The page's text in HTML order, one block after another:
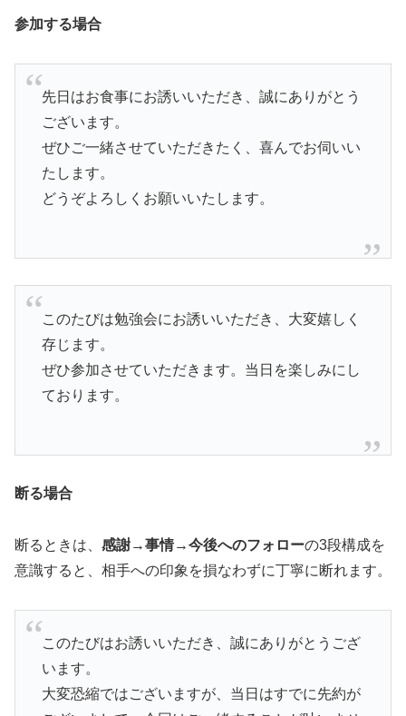
参加する場合
先日はお食事にお誘いいただき、誠にありがとう
ございます。
ぜひご一緒させていただきたく、喜んでお伺いい
たします。
どうぞよろしくお願いいたします。
このたびは勉強会にお誘いいただき、大変嬉しく
存じます。
ぜひ参加させていただきます。当日を楽しみにし
ております。
断る場合
断るときは、 感謝→事情→今後へのフォローの3段構成を
意識すると、相手への印象を損なわずに丁寧に断れます。
このたびはお誘いいただき、誠にありがとうござ
います。
大変恐縮ではございますが、当日はすでに先約が